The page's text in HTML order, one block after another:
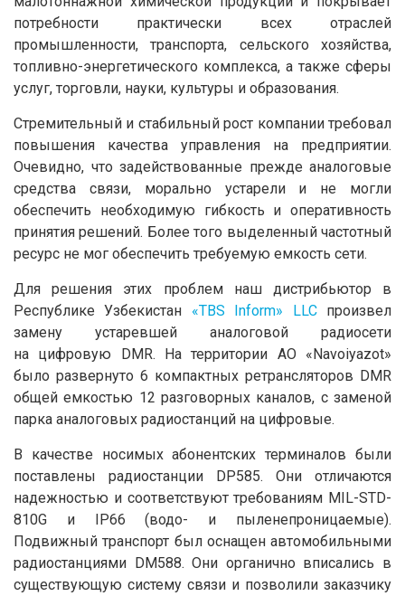
потребности практически всех отраслей
промышленности, транспорта, сельского хозяйства,
топливно-энергетического комплекса, а также сферы
услуг, торговли, науки, культуры и образования.
Стремительный и стабильный рост компании требовал
повышения качества управления на предприятии.
Очевидно, что задействованные прежде аналоговые
средства связи, морально устарели и не могли
обеспечить необходимую гибкость и оперативность
принятия решений. Более того выделенный частотный
ресурс не мог обеспечить требуемую емкость сети.
Для решения этих проблем наш дистрибьютор в
Республике Узбекистан «TBS Inform» LLCпроизвел
замену устаревшей аналоговой радиосети
на цифровую DMR. На территории АО «Navoiyazot»
было развернуто 6 компактных ретрансляторов DMR
общей емкостью 12 разговорных каналов, с заменой
парка аналоговых радиостанций на цифровые.
В качестве носимых абонентских терминалов были
поставлены радиостанции DP585. Они отличаются
надежностью и соответствуют требованиям MIL-STD-
810G и IP66 (водо- и пыленепроницаемые).
Подвижный транспорт был оснащен автомобильными
радиостанциями DM588. Они органично вписались в
существующую систему связи и позволили заказчику